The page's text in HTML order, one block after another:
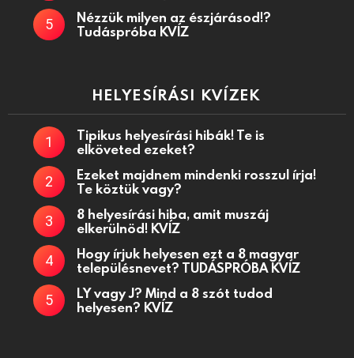
Nézzük milyen az észjárásod!?
Tudáspróba KVÍZ
HELYESÍRÁSI KVÍZEK
Tipikus helyesírási hibák! Te is
elköveted ezeket?
Ezeket majdnem mindenki rosszul írja!
Te köztük vagy?
8 helyesírási hiba, amit muszáj
elkerülnöd! KVÍZ
Hogy írjuk helyesen ezt a 8 magyar
településnevet? TUDÁSPRÓBA KVÍZ
LY vagy J? Mind a 8 szót tudod
helyesen? KVÍZ